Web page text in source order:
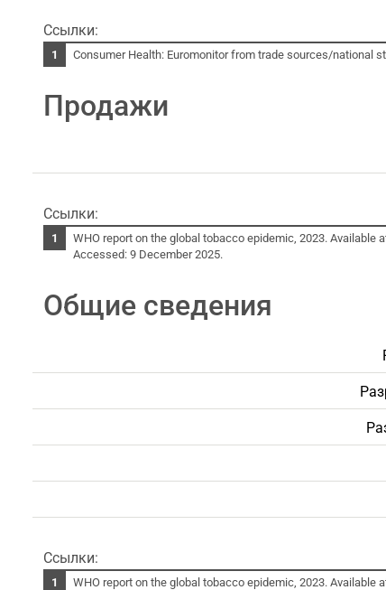
Ссылки:
Consumer Health: Euromonitor from trade sources/national
Продажи
Ссылки:
WHO report on the global tobacco epidemic, 2023. Available
Accessed: 9 December 2025.
Общие сведения
Ссылки:
WHO report on the global tobacco epidemic, 2023. Available